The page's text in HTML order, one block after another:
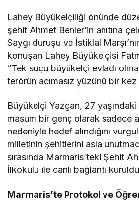
Lahey Büyükelçiliği önünde
şehit Ahmet Benler’in anıtına
Saygı duruşu ve İstiklal
konuşan Lahey Büyükelçisi
“Tek suçu büyükelçi evladı
terörün acımasız yüzünü bir kez
Büyükelçi Yazgan, 27 yaşındaki
masum bir genç olarak sadece
nedeniyle hedef alındığını
milletinin şehitlerini asla
sırasında Marmaris’teki Şehit
İlkokulu ile canlı bağlantı
Marmaris’te Protokol ve